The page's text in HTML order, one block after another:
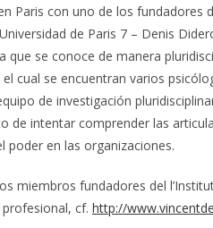
Paris con uno de los fundadores
de Paris 7 – Denis
que se conoce de manera
cual se encuentran varios
de investigación
de intentar comprender las
poder en las organizaciones.
miembros fundadores del
cf. http://